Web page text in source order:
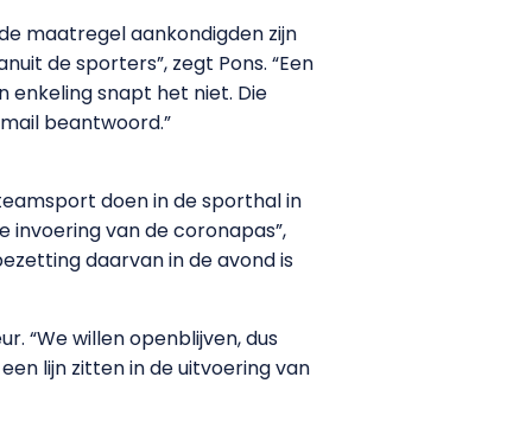
maatregel aankondigden zijn
de sporters”, zegt Pons. “Een
enkeling snapt het niet. Die
beantwoord.”
doen in de sporthal in
invoering van de coronapas”,
daarvan in de avond is
“We willen openblijven, dus
lijn zitten in de uitvoering van